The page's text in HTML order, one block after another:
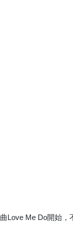
Love Me Do開始，